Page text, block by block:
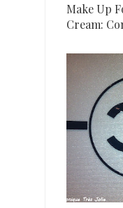
Make Up
Cream: